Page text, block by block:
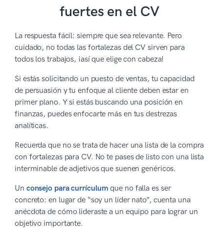
fuertes en el CV
La respuesta fácil: siempre que sea relevante. Pero
cuidado, no todas las fortalezas del CV sirven para
todos los trabajos, ¡así que elige con cabeza!
Si estás solicitando un puesto de ventas, tu capacidad
de persuasión y tu enfoque al cliente deben estar en
primer plano. Y si estás buscando una posición en
finanzas, puedes enfocarte más en tus destrezas
analíticas.
Recuerda que no se trata de hacer una lista de la compra
con fortalezas para CV. No te pases de listo con una lista
interminable de adjetivos que suenen genéricos.
Un consejo para currículum que no falla es ser
concreto: en lugar de “soy un líder nato”, cuenta una
anécdota de cómo lideraste a un equipo para lograr un
objetivo importante.